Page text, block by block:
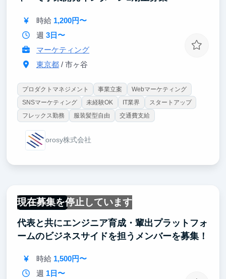
時給 1,200円〜
週 3日〜
マーケティング
東京都/ 市ヶ谷
プロダクトマネジメント 事業立案
Webマーケティング
SNSマーケティング
未経験OK IT業界
スタートアップ
フレックス勤務
服装髪型自由 交通費支給
orosy株式会社
現在募集を停止しています
フルリモート
代表と共にエンジニア育成・輩出プラットフォ
ームのビジネスサイドを担うメンバーを募集！
時給 1,500円〜
週 1日〜